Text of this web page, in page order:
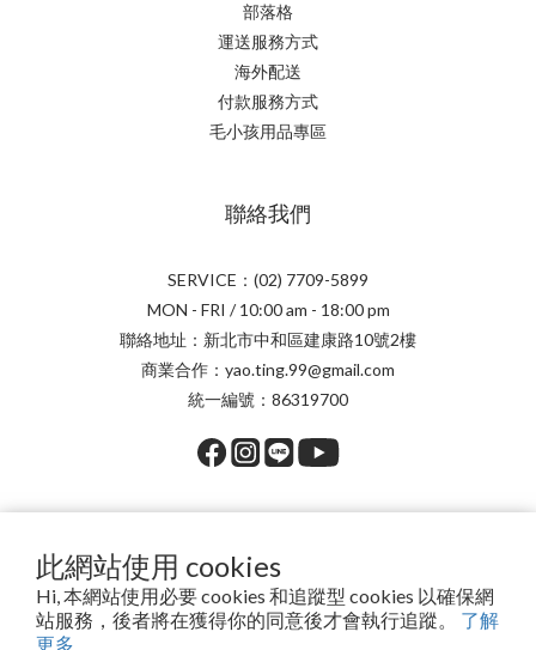
此網站使用 cookies
Hi, 本網站使用必要 cookies 和追蹤型 cookies 以確保網
站服務，後者將在獲得你的同意後才會執行追蹤。 了解
更多
部落格
運送服務方式
海外配送
付款服務方式
毛小孩用品專區
聯絡我們
SERVICE：(02) 7709-5899
MON - FRI / 10:00 am - 18:00 pm
聯絡地址：新北市中和區建康路10號2樓
商業合作：yao.ting.99@gmail.com
統一編號：86319700
提醒您，我們不會以電話或簡訊方式通知變更付款方式。
Copyright© 2026 安琪兒百貨有限公司